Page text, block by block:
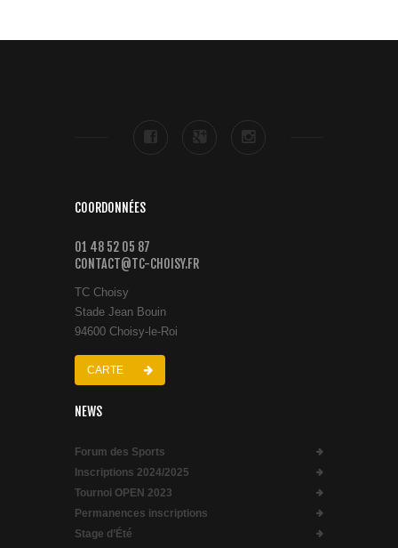
COORDONNÉES
01 48 52 05 87
CONTACT@TC-CHOISY.FR
TC Choisy
Stade Jean Bouin
94600 Choisy-le-Roi
CARTE
NEWS
Forum des Sports
Inscriptions 2024/2025
Tournoi OPEN 2023
Permanences inscriptions
Stage d’Été